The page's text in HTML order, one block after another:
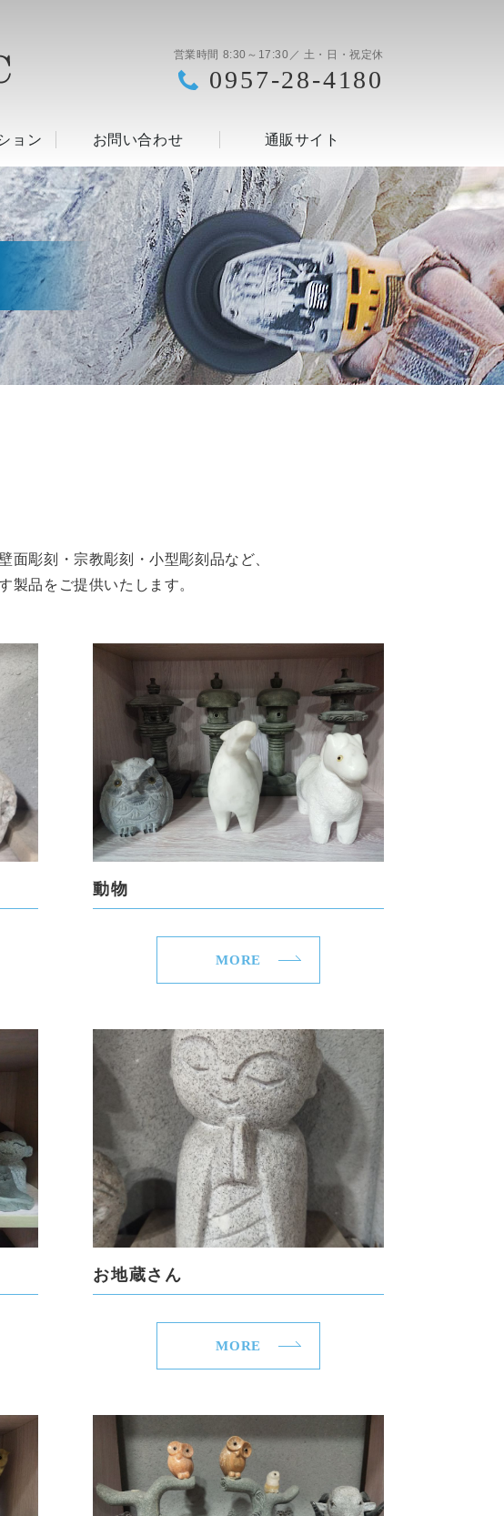
営業時間 8:30～17:30／ 土・日・祝定休
0957-28-4180
ョン お問い合わせ 通販サイト
彫刻・宗教彫刻・小型彫刻品など、
製品をご提供いたします。
動物
MORE
お地蔵さん
MORE